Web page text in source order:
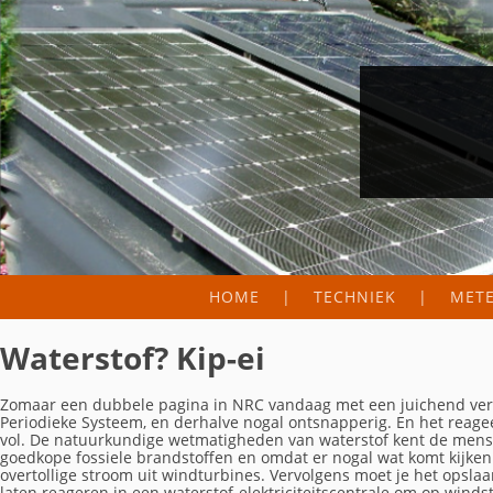
HOME
TECHNIEK
FIELD LAB
HOEVEEL PANELEN
MICRO-OMVORMERS
Waterstof? Kip-ei
Zomaar een dubbele pagina in NRC vandaag met een juichend
Periodieke Systeem, en derhalve nogal ontsnapperig. En het
vol. De natuurkundige wetmatigheden van waterstof kent de
goedkope fossiele brandstoffen en omdat er nogal wat komt
overtollige stroom uit windturbines. Vervolgens moet je het